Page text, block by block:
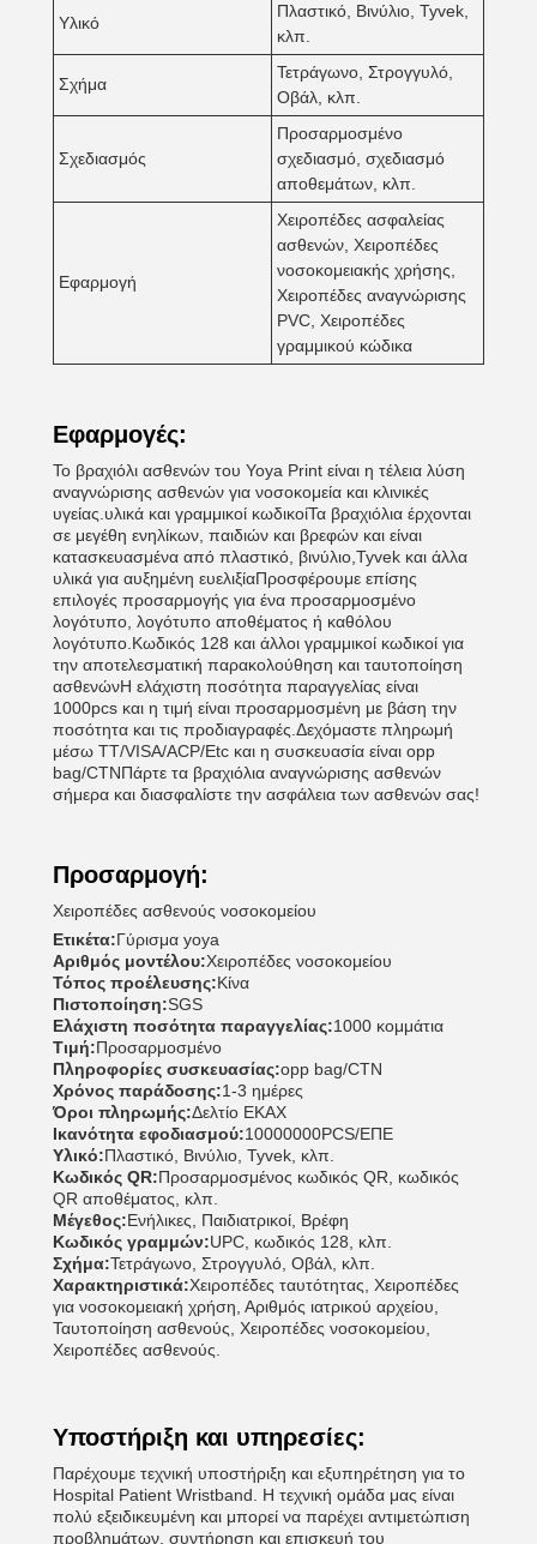
Υλικό
Πλαστικό, Βινύλιο, Tyvek,
κλπ.
Σχήμα
Τετράγωνο, Στρογγυλό,
Οβάλ, κλπ.
Σχεδιασμός
Προσαρμοσμένο
σχεδιασμό, σχεδιασμό
αποθεμάτων, κλπ.
Εφαρμογή
Χειροπέδες ασφαλείας
ασθενών, Χειροπέδες
νοσοκομειακής χρήσης,
Χειροπέδες αναγνώρισης
PVC, Χειροπέδες
γραμμικού κώδικα
Εφαρμογές:
Το βραχιόλι ασθενών του Yoya Print είναι η τέλεια λύση
αναγνώρισης ασθενών για νοσοκομεία και κλινικές
υγείας.υλικά και γραμμικοί κωδικοίΤα βραχιόλια έρχονται
σε μεγέθη ενηλίκων, παιδιών και βρεφών και είναι
κατασκευασμένα από πλαστικό, βινύλιο,Tyvek και άλλα
υλικά για αυξημένη ευελιξίαΠροσφέρουμε επίσης
επιλογές προσαρμογής για ένα προσαρμοσμένο
λογότυπο, λογότυπο αποθέματος ή καθόλου
λογότυπο.Κωδικός 128 και άλλοι γραμμικοί κωδικοί για
την αποτελεσματική παρακολούθηση και ταυτοποίηση
ασθενώνΗ ελάχιστη ποσότητα παραγγελίας είναι
1000pcs και η τιμή είναι προσαρμοσμένη με βάση την
ποσότητα και τις προδιαγραφές.Δεχόμαστε πληρωμή
μέσω TT/VISA/ACP/Etc και η συσκευασία είναι opp
bag/CTNΠάρτε τα βραχιόλια αναγνώρισης ασθενών
σήμερα και διασφαλίστε την ασφάλεια των ασθενών σας!
Προσαρμογή:
Χειροπέδες ασθενούς νοσοκομείου
Ετικέτα:Γύρισμα yoya
Αριθμός μοντέλου:Χειροπέδες νοσοκομείου
Τόπος προέλευσης:Κίνα
Πιστοποίηση:SGS
Ελάχιστη ποσότητα παραγγελίας:1000 κομμάτια
Τιμή:Προσαρμοσμένο
Πληροφορίες συσκευασίας:opp bag/CTN
Χρόνος παράδοσης:1-3 ημέρες
Όροι πληρωμής:Δελτίο ΕΚΑΧ
Ικανότητα εφοδιασμού:10000000PCS/ΕΠΕ
Υλικό:Πλαστικό, Βινύλιο, Tyvek, κλπ.
Κωδικός QR:Προσαρμοσμένος κωδικός QR, κωδικός
QR αποθέματος, κλπ.
Μέγεθος:Ενήλικες, Παιδιατρικοί, Βρέφη
Κωδικός γραμμών:UPC, κωδικός 128, κλπ.
Σχήμα:Τετράγωνο, Στρογγυλό, Οβάλ, κλπ.
Χαρακτηριστικά:Χειροπέδες ταυτότητας, Χειροπέδες
για νοσοκομειακή χρήση, Αριθμός ιατρικού αρχείου,
Ταυτοποίηση ασθενούς, Χειροπέδες νοσοκομείου,
Χειροπέδες ασθενούς.
Υποστήριξη και υπηρεσίες:
Παρέχουμε τεχνική υποστήριξη και εξυπηρέτηση για το
Hospital Patient Wristband. Η τεχνική ομάδα μας είναι
πολύ εξειδικευμένη και μπορεί να παρέχει αντιμετώπιση
προβλημάτων, συντήρηση και επισκευή του